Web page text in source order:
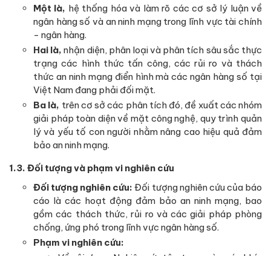
Một là, hệ thống hóa và làm rõ các cơ sở lý luận về
ngân hàng số và an ninh mạng trong lĩnh vực tài chính
- ngân hàng.
Hai là, nhận diện, phân loại và phân tích sâu sắc thực
trạng các hình thức tấn công, các rủi ro và thách
thức an ninh mạng điển hình mà các ngân hàng số tại
Việt Nam đang phải đối mặt.
Ba là, trên cơ sở các phân tích đó, đề xuất các nhóm
giải pháp toàn diện về mặt công nghệ, quy trình quản
lý và yếu tố con người nhằm nâng cao hiệu quả đảm
bảo an ninh mạng.
1.3. Đối tượng và phạm vi nghiên cứu
Đối tượng nghiên cứu: Đối tượng nghiên cứu của báo
cáo là các hoạt động đảm bảo an ninh mạng, bao
gồm các thách thức, rủi ro và các giải pháp phòng
chống, ứng phó trong lĩnh vực ngân hàng số.
Phạm vi nghiên cứu: